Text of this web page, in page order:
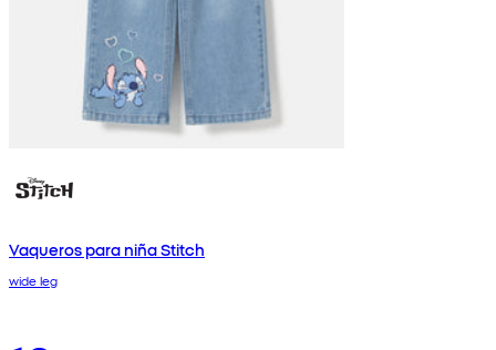
Vaqueros para niña Stitch
wide leg